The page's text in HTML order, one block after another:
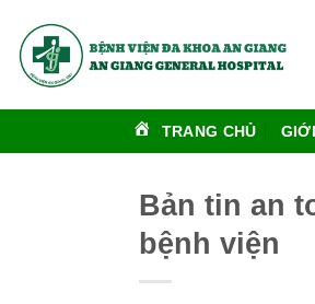
qua
nội
TRANG CHỦ
Bản tin an
bệnh viện